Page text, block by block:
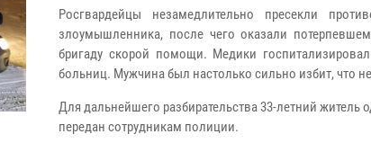
Росгвардейцы незамедлительно пресекли
злоумышленника, после чего оказали
бригаду скорой помощи. Медики
больниц. Мужчина был настолько сильно избит, что
Для дальнейшего разбирательства 33-летний житель
передан сотрудникам полиции.